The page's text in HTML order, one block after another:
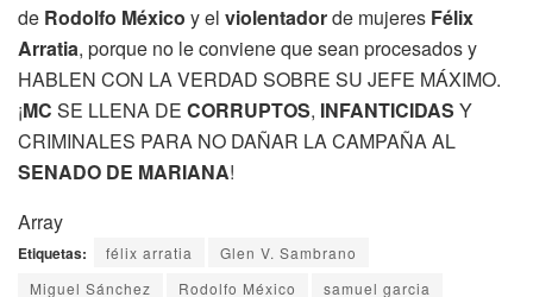
de Rodolfo México y el violentadorde mujeres Félix
Arratia, porque no le conviene que sean procesados y
HABLEN CON LA VERDAD SOBRE SU JEFE MÁXIMO.
¡MC SE LLENA DE CORRUPTOS, INFANTICIDAS Y
CRIMINALES PARA NO DAÑAR LA CAMPAÑA AL
SENADO DE MARIANA!
Array
Etiquetas: félix arratia
Glen V. Sambrano
Miguel Sánchez
Rodolfo México samuel garcia